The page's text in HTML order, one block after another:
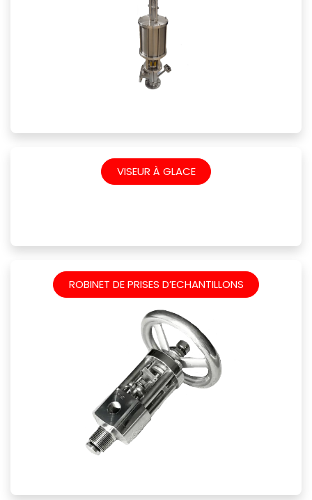
VISEUR À GLACE
ROBINET DE PRISES D’ECHANTILLONS